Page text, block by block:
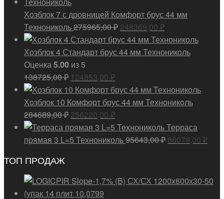
Хозблок 7 с дровницей Комфорт брус 44 мм
Технониколь275965,00₽ Первоначальная
цена
составляла
248369,00 ₽
цена:
248369,00 ₽.
Хозблок 4 Стандарт брус 44 мм Технониколь
Оценка5.00 из 5
138725,00₽ Первоначальная
цена
составляла
138725,00 ₽.
124853,00 ₽
цена:
124853,00 ₽.
Хозблок 10 Комфорт брус 44 мм Технониколь
284689,00₽ Первоначальная
цена
составляла
256220,00 ₽
цена:
256220,00 ₽.
Терраса
прямая 3 L=5 Технониколь95643,00₽
95643,00 ₽.
86079,00 ₽
ТОП ПРОДАЖ